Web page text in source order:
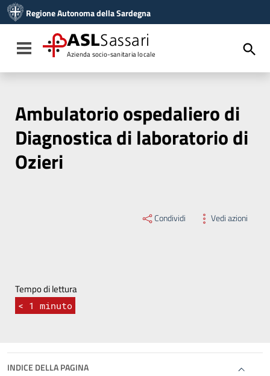
Vai al menu di navigazione
Vai al footer
Regione Autonoma della Sardegna
Toggle navigation
ASLSassari
Azienda socio-sanitaria locale
Ambulatorio ospedaliero di
Diagnostica di laboratorio di
Ozieri
Condividi Vedi azioni
Tempo di lettura
< 1 minuto
INDICE DELLA PAGINA